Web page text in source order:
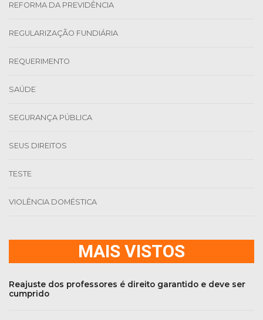
REFORMA DA PREVIDÊNCIA
REGULARIZAÇÃO FUNDIÁRIA
REQUERIMENTO
SAÚDE
SEGURANÇA PÚBLICA
SEUS DIREITOS
TESTE
VIOLÊNCIA DOMÉSTICA
MAIS VISTOS
Reajuste dos professores é direito garantido e deve ser
cumprido